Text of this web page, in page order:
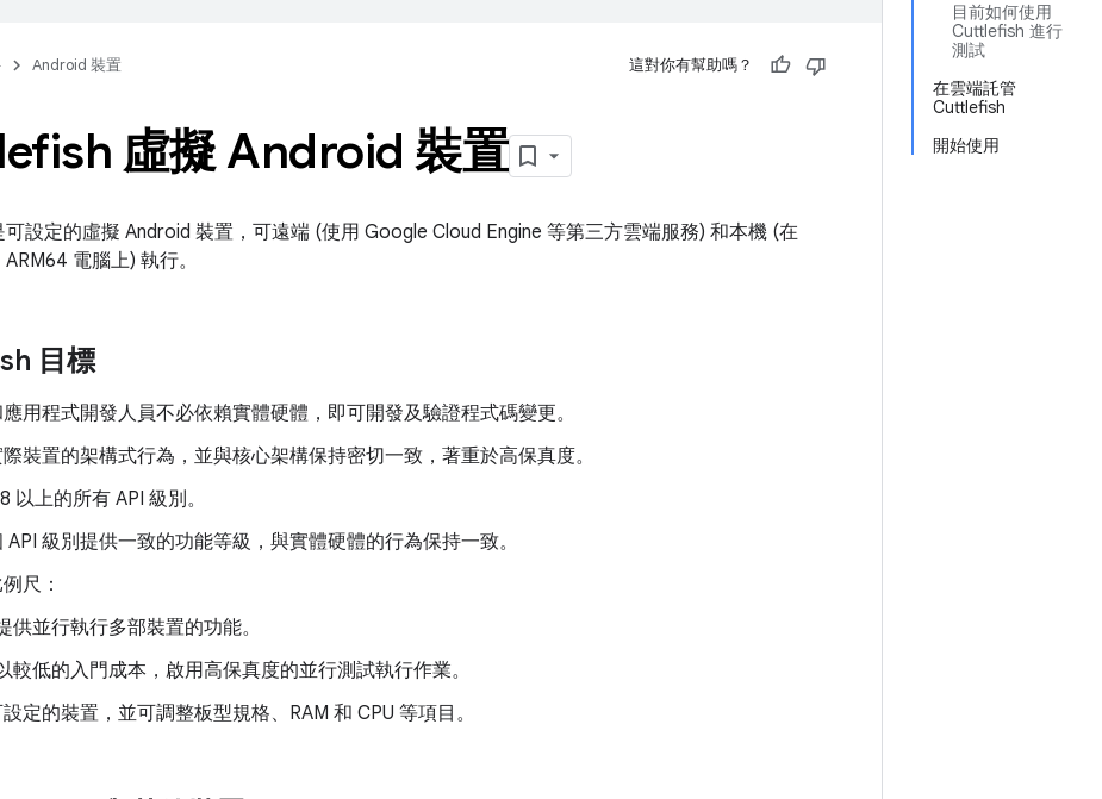
目前如何使用
Cuttlefish 進行
測試
在雲端託管
Cuttlefish
開始使用
Android 裝置 這對你有幫助嗎？
虛擬 Android 裝置
可設定的虛擬 Android 裝置，可遠端 (使用 Google Cloud Engine 等第三方雲端服務) 和本機 (在
電腦上) 執行。
目標
用程式開發人員不必依賴實體硬體，即可開發及驗證程式碼變更。
裝置的架構式行為，並與核心架構保持密切一致，著重於高保真度。
以上的所有 API 級別。
API 級別提供一致的功能等級，與實體硬體的行為保持一致。
尺：
供並行執行多部裝置的功能。
較低的入門成本，啟用高保真度的並行測試執行作業。
定的裝置，並可調整板型規格、RAM 和 CPU 等項目。